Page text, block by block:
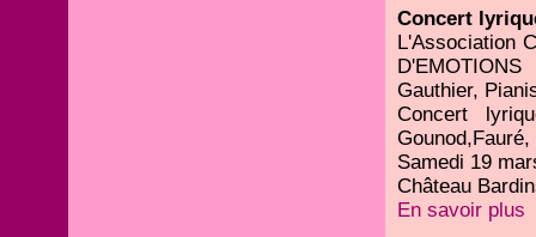
Concert
L'Association
Gauthier,
Concert
Samedi 19
Château
En savoir plus